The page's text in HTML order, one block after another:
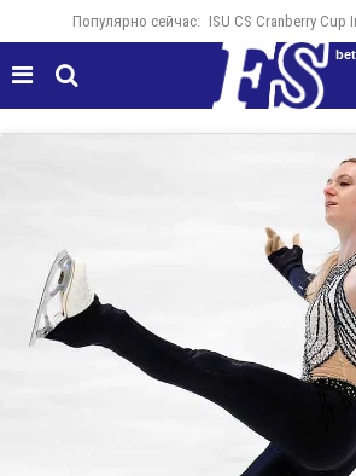
Популярно сейчас: ISU CS Cranberry Cup
 